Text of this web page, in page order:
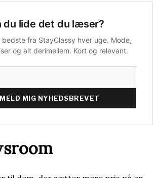
du lide det du læser?
fra StayClassy hver uge. Mode,
og alt derimellem. Kort og relevant.
MIG NYHEDSBREVET